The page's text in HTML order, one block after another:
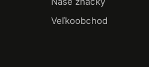
Veľkoobchod